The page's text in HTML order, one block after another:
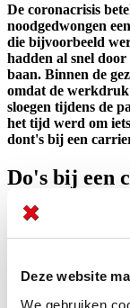
Deze website
We gebruiken
De coronacrisis
noodgedwongen
die bijvoorbeeld
hadden al snel
baan. Binnen de
omdat de
sloegen tijdens de
het tijd werd om
dont's bij een
Do's bij een
Zelfanalyse: Wie
liefst wilt en wat je
op jouw to-do-list